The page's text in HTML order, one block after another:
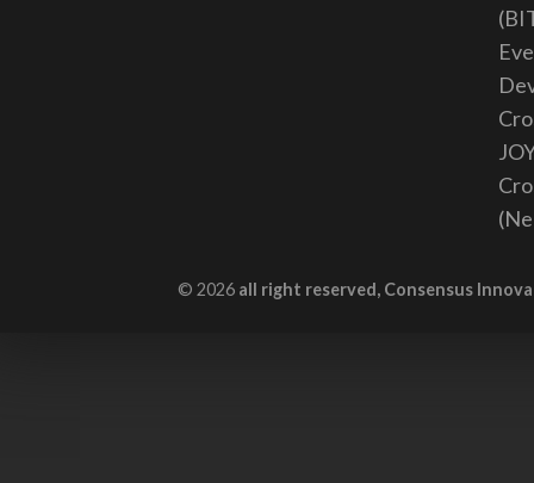
© 2026 all right reserved, Consensus